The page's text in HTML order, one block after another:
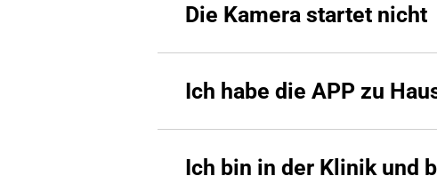
Die Kamera startet nicht
Ich habe die APP zu
Ich bin in der Klinik und